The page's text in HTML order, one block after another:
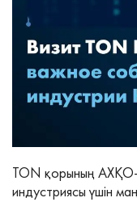
TON қорының АХҚО-
индустриясы үшін